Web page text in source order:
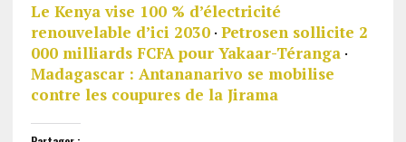
Le Kenya vise 100 % d’électricité
renouvelable d’ici 2030· Petrosen sollicite 2
000 milliards FCFA pour Yakaar-Téranga·
Madagascar : Antananarivo se mobilise
contre les coupures de la Jirama